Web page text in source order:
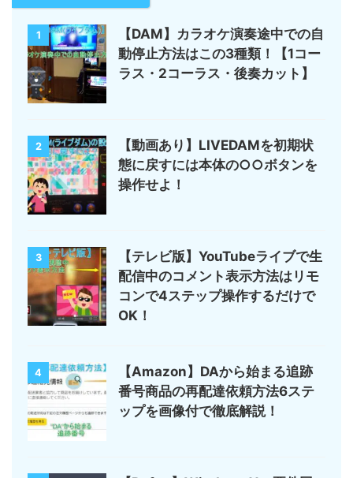
1
【DAM】カラオケ演奏途中での自
動停止方法はこの3種類！【1コー
ラス・2コーラス・後奏カット】
2
【動画あり】LIVEDAMを初期状
態に戻すには本体の○○ボタンを
操作せよ！
3
【テレビ版】YouTubeライブで生
配信中のコメント表示方法はリモ
コンで4ステップ操作するだけで
OK！
4
【Amazon】DAから始まる追跡
番号商品の再配達依頼方法6ステ
ップを画像付で徹底解説！